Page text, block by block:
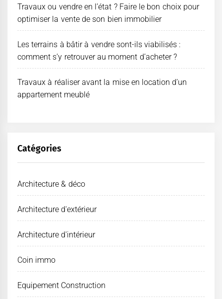
Travaux ou vendre en l’état ? Faire le bon choix pour
optimiser la vente de son bien immobilier
Les terrains à bâtir à vendre sont-ils viabilisés :
comment s’y retrouver au moment d’acheter ?
Travaux à réaliser avant la mise en location d’un
appartement meublé
Catégories
Architecture & déco
Architecture d'extérieur
Architecture d'intérieur
Coin immo
Equipement Construction